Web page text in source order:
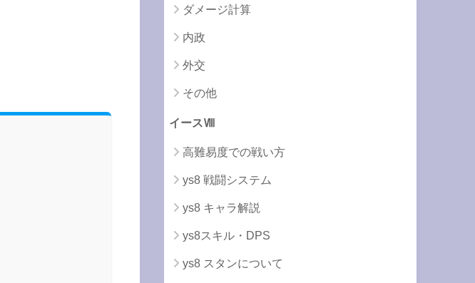
ダメージ計算
内政
外交
その他
イースⅧ
高難易度での戦い方
ys8 戦闘システム
ys8 キャラ解説
ys8スキル・DPS
ys8 スタンについて